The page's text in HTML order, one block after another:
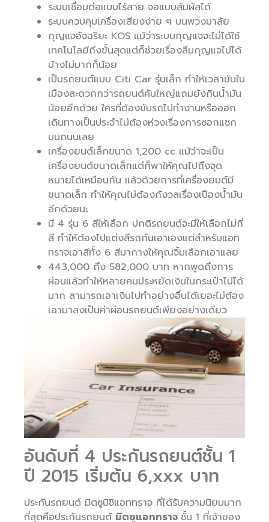
ระบบเชื่อมต่อแบบไร้สาย จอแบบสัมผัสได้
ระบบควบคุมเครื่องเสียงง่าย ๆ บนพวงมาลัย
กุญแจอัจฉริยะ KOS แม้ว่าระบบกุญแจจะไม่ได้ใช้
เทคโนโลยีถึงขั้นสุดแต่ก็ช่วยเรื่องลืมกุญแจไปได้
บ้างไม่มากก็น้อย
เป็นรถยนต์แบบ Citi Car รุ่นเล็ก ทำให้เวลาขับใน
เมืองสะดวกกว่ารถยนต์คันใหญ่แถมยังกินน้ำมัน
น้อยอีกด้วย ใครที่ต้องขับรถไปทำงานหรือออก
เดินทางเป็นประจำไม่ต้องห่วงเรื่องการซอกแซก
บนถนนเลย
เครื่องยนต์เล็กขนาด 1,200 cc แม้ว่าจะเป็น
เครื่องยนต์ขนาดเล็กแต่ก็พาให้คุณไปถึงจุด
หมายได้เหมือนกัน แล้วด้วยการที่เครื่องยนต์มี
ขนาดเล็ก ทำให้คุณไม่ต้องกังวลเรื่องเปืองน้ำมัน
อีกด้วยนะ
มี 4 รุ่น 6 สีให้เลือก ปกติรถยนต์จะมีให้เลือกไม่กี่
สี ทำให้ต้องไปแต่งสีรถกันเอาเองแต่สำหรับแอท
ทราจเอาสีทั้ง 6 สีมากางให้คุณจิ้มเลือกเอาแลย
443,000 ถึง 582,000 บาท หากพูดถึงการ
ผ่อนแล้วทำให้หลายคนประหยัดเงินในกระเป๋าไปได้
มาก สามารถเอาเงินไปทำอย่างอื่นได้เยอะไม่ต้อง
เอามาลงเป็นค่าผ่อนรถยนต์เพียงอย่างเดียว
อันดับที่ 4 ประกันรถยนต์ชั้น 1
ปี 2015 เริ่มต้น 6,xxx บาท
ประกันรถยนต์ มิตซูบิชิแอททราจ ที่ได้รับความนิยมมาก
ที่สุดคือประกันรถยนต์ มิตซูแอททราจ ชั้น 1 ที่เจ้าของ